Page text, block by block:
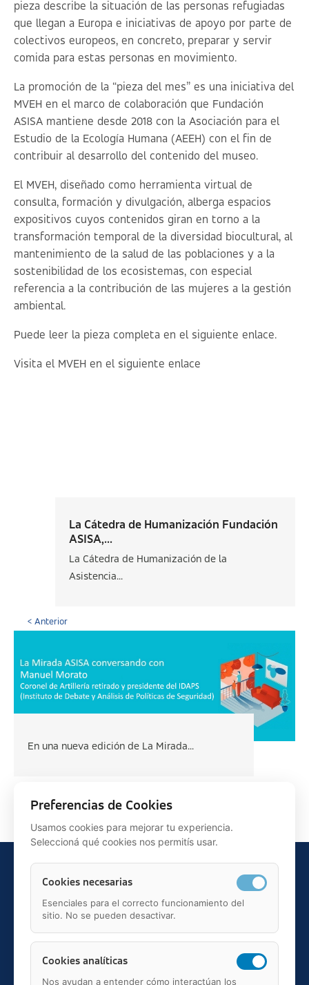
pieza describe la situación de las personas refugiadas
que llegan a Europa e iniciativas de apoyo por parte de
colectivos europeos, en concreto, preparar y servir
comida para estas personas en movimiento.
La promoción de la “pieza del mes” es una iniciativa del
MVEH en el marco de colaboración que Fundación
ASISA mantiene desde 2018 con la Asociación para el
Estudio de la Ecología Humana (AEEH) con el fin de
contribuir al desarrollo del contenido del museo.
El MVEH, diseñado como herramienta virtual de
consulta, formación y divulgación, alberga espacios
expositivos cuyos contenidos giran en torno a la
transformación temporal de la diversidad biocultural, al
mantenimiento de la salud de las poblaciones y a la
sostenibilidad de los ecosistemas, con especial
referencia a la contribución de las mujeres a la gestión
ambiental.
Puede leer la pieza completa en el siguiente enlace.
Visita el MVEH en el siguiente enlace
La Cátedra de Humanización Fundación
ASISA,...
La Cátedra de Humanización de la
Asistencia...
< Anterior
En una nueva edición de La Mirada...
Teléfono: 91 595 75 00
c/ Juan Ignacio Luca de Tena, 12, 28027, Madrid
Mail: fundacion.asisa@asisa.es
Preferencias de Cookies
Usamos cookies para mejorar tu experiencia.
Seleccioná qué cookies nos permitís usar.
Cookies necesarias
Esenciales para el correcto funcionamiento del
sitio. No se pueden desactivar.
Cookies analíticas
Nos ayudan a entender cómo interactúan los